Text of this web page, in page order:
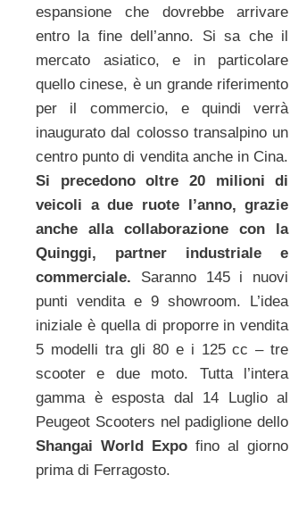
espansione che dovrebbe arrivare
entro la fine dell’anno. Si sa che il
mercato asiatico, e in particolare
quello cinese, è un grande riferimento
per il commercio, e quindi verrà
inaugurato dal colosso transalpino un
centro punto di vendita anche in Cina.
Si precedono oltre 20 milioni di
veicoli a due ruote l’anno, grazie
anche alla collaborazione con la
Quinggi, partner industriale e
commerciale. Saranno 145 i nuovi
punti vendita e 9 showroom. L’idea
iniziale è quella di proporre in vendita
5 modelli tra gli 80 e i 125 cc – tre
scooter e due moto. Tutta l’intera
gamma è esposta dal 14 Luglio al
Peugeot Scooters nel padiglione dello
Shangai World Expofino al giorno
prima di Ferragosto.